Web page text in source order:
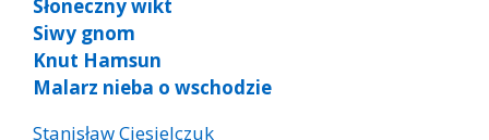
Słoneczny wikt
Siwy gnom
Knut Hamsun
Malarz nieba o wschodzie
Stanisław Ciesielczuk